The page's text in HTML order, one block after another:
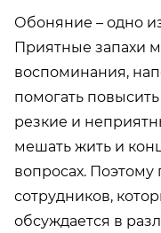
Обоняние – одно
Приятные запахи
воспоминания,
помогать
резкие и
мешать жить и
вопросах.
сотрудников,
обсуждается в